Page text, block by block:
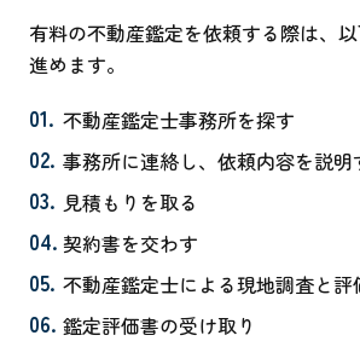
有料の不動産鑑定を依頼する際は、
進めます。
不動産鑑定士事務所を探す
事務所に連絡し、依頼内容を説明
見積もりを取る
契約書を交わす
不動産鑑定士による現地調査と評
鑑定評価書の受け取り